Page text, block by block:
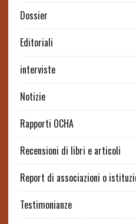
Dossier
Editoriali
interviste
Notizie
Rapporti OCHA
Recensioni di libri e articoli
Report di associazioni o
Testimonianze